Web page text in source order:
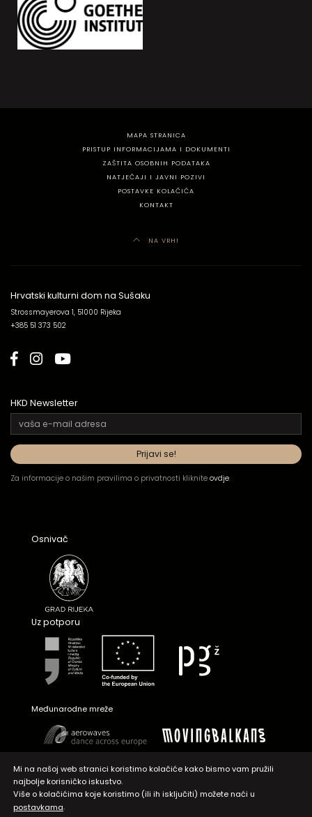
MAPA STRANICA
PRISTUP INFORMACIJAMA I DOKUMENTI
ZAŠTITA OSOBNIH PODATAKA
NATJEČAJI I JAVNI POZIVI
POSTAVKE KOLAČIĆA
KONTAKT
NA VRH!
Hrvatski kulturni dom na Sušaku
Strossmayerova 1, 51000 Rijeka
+385 51 373 502
HKD Newsletter
Za informacije o našim pravilima o privatnosti kliknite ovdje.
Osnivač
Uz potporu
Međunarodne mreže
Mi na našoj web stranici koristimo kolačiće kako bismo vam pružili
najbolje korisničko iskustvo.
Više o kolačićima koje koristimo (ili ih isključiti) možete naći u
postavkama.